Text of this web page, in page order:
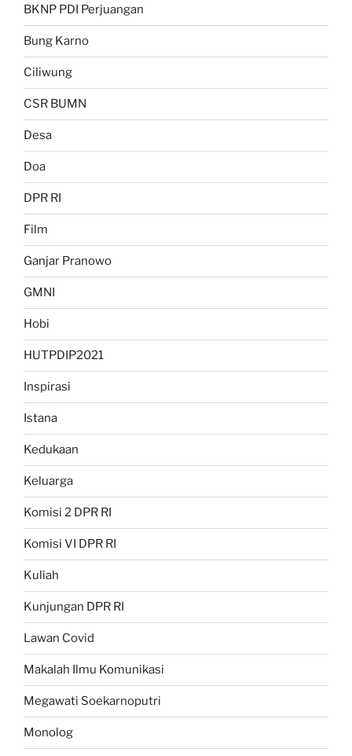
BKNP PDI Perjuangan
Bung Karno
Ciliwung
CSR BUMN
Desa
Doa
DPR RI
Film
Ganjar Pranowo
GMNI
Hobi
HUTPDIP2021
Inspirasi
Istana
Kedukaan
Keluarga
Komisi 2 DPR RI
Komisi VI DPR RI
Kuliah
Kunjungan DPR RI
Lawan Covid
Makalah Ilmu Komunikasi
Megawati Soekarnoputri
Monolog